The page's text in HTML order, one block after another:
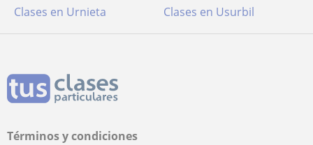
Clases en Urnieta
Clases en Usurbil
Términos y condiciones